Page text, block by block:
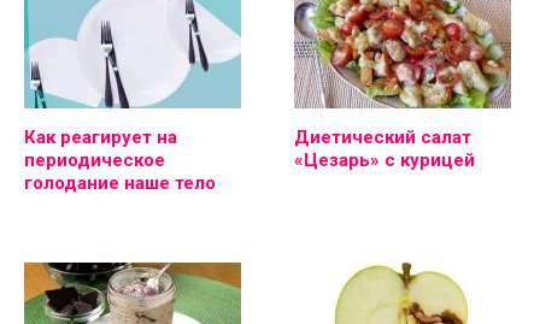
Как реагирует на
периодическое
голодание наше тело
Диетический салат
«Цезарь» с курицей